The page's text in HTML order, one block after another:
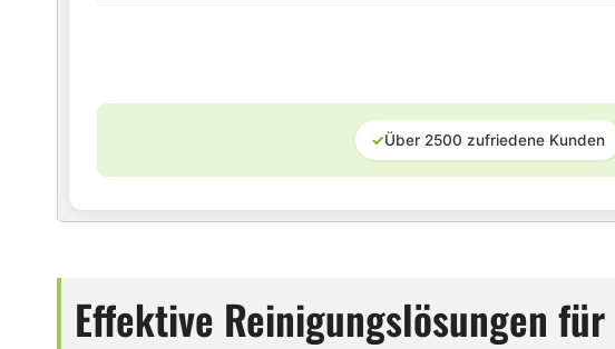
✓Über 2500 zufriedene Kunden
Effektive Reinigungslösungen